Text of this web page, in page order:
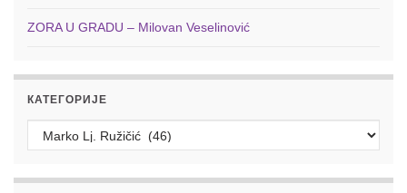
ZORA U GRADU – Milovan Veselinović
КАТЕГОРИЈЕ
Категорије